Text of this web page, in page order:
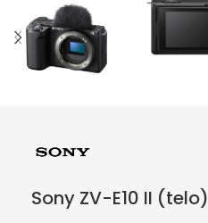
Sony ZV-E10 II (telo)